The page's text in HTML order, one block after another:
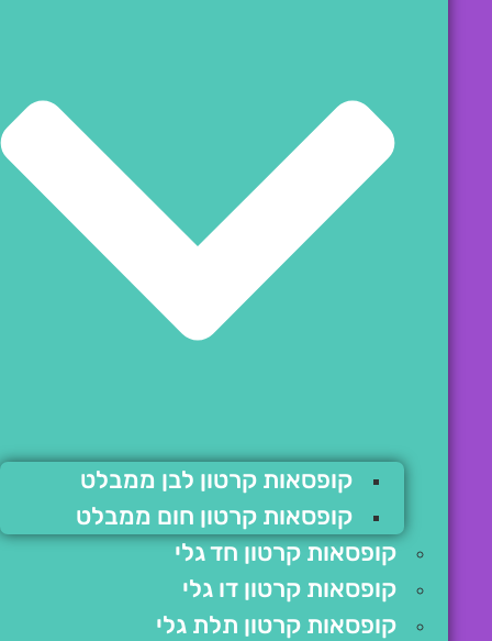
קופסאות קרטון לבן ממבלט
קופסאות קרטון חום ממבלט
קופסאות קרטון חד גלי
קופסאות קרטון דו גלי
קופסאות קרטון תלת גלי